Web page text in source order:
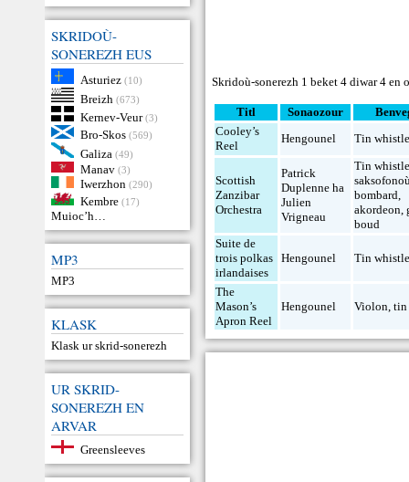
SKRIDOÙ-
SONEREZH EUS
Asturiez (10)
Breizh (673)
Kernev-Veur (3)
Bro-Skos (569)
Galiza (49)
Manav (3)
Iwerzhon (290)
Kembre (17)
Muioc’h…
MP3
MP3
KLASK
Klask ur skrid-sonerezh
UR SKRID-
SONEREZH EN
ARVAR
Greensleeves
Skridoù-sonerezh 1 beket 4 diwar 4 en
Titl Sonaozour
Cooley’s
Reel
Hengounel Tin
Scottish
Zanzibar
Orchestra
Patrick
Duplenne ha
Julien
Vrigneau
Tin
bombard,
akordeon,
boud
Suite de
trois polkas
irlandaises
Hengounel Tin
The
Mason’s
Apron Reel
Hengounel Violon,tin